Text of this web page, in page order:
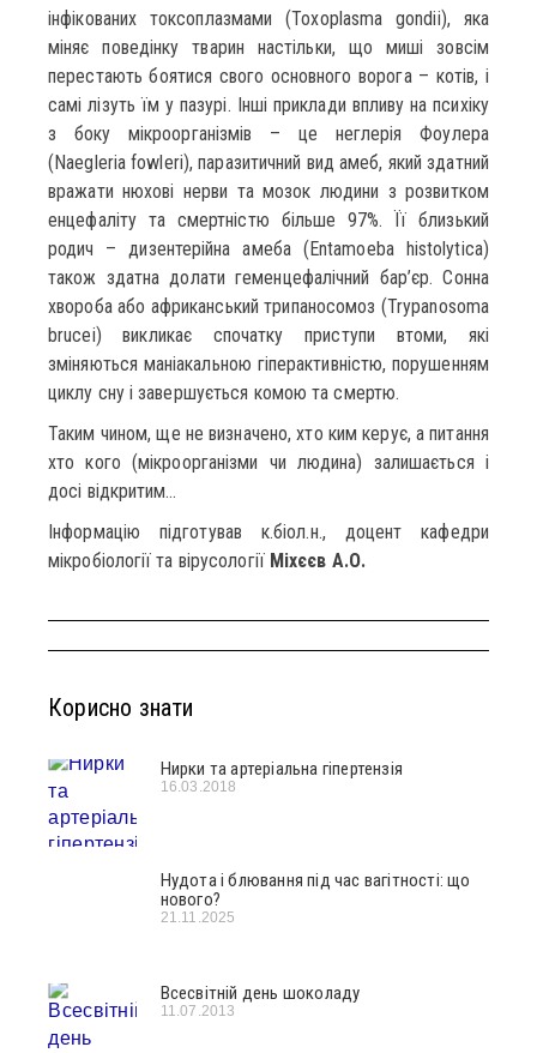
інфікованих токсоплазмами (Toxoplasma gondii), яка
міняє поведінку тварин настільки, що миші зовсім
перестають боятися свого основного ворога – котів, і
самі лізуть їм у пазурі. Інші приклади впливу на психіку
з боку мікроорганізмів – це неглерія Фоулера
(Naegleria fowleri), паразитичний вид амеб, який здатний
вражати нюхові нерви та мозок людини з розвитком
енцефаліту та смертністю більше 97%. Її близький
родич – дизентерійна амеба (Entamoeba histolytica)
також здатна долати геменцефалічний бар’єр. Сонна
хвороба або африканський трипаносомоз (Trypanosoma
brucei) викликає спочатку приступи втоми, які
зміняються маніакальною гіперактивністю, порушенням
циклу сну і завершується комою та смертю.
Таким чином, ще не визначено, хто ким керує, а питання
хто кого (мікроорганізми чи людина) залишається і
досі відкритим…
Інформацію підготував к.біол.н., доцент кафедри
мікробіології та вірусології Міхєєв А.О.
Корисно знати
Нирки та артеріальна гіпертензія
16.03.2018
Нудота і блювання під час вагітності: що
нового?
21.11.2025
Всесвітній день шоколаду
11.07.2013